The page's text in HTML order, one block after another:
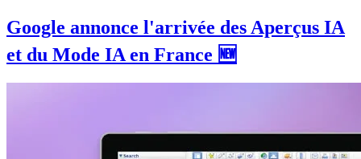
Google annonce l'arrivée des Aperçus IA
et du Mode IA en France 🆕